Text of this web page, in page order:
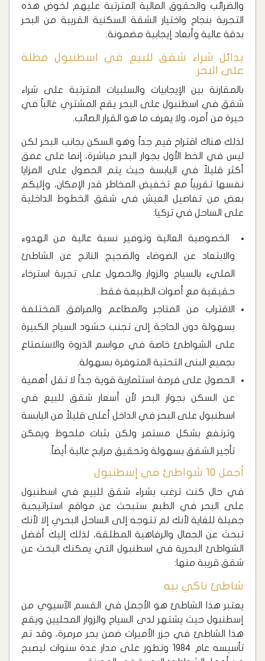
والضرائب والحقوق المالية المترتبة عليهم لخوض هذه
التجربة بنجاح واختيار الشقة السكنية القريبة من البحر
بدقة عالية وأبعاد إيجابية مضمونة.
بدائل شراء شقق للبيع في اسطنبول مطلة
على البحر
‏بالمقارنة بين الإيجابيات والسلبيات المترتبة على شراء
شقق في اسطنبول على البحر يقع المشتري غالباً في
حيرة من أمره، ولا يعرف ما هو القرار الصائب.
لذلك هناك اقتراح قيم جداً وهو السكن بجانب البحر لكن
ليس في الخط الأول بجوار البحر مباشرة، إنما على عمق
أكثر قليلاً في اليابسة حيث يتم الحصول على المزايا
نفسها تقريباً مع تخفيض المخاطر قدر الإمكان، وإليكم
بعض من تفاصيل العيش في شقق الخطوط الداخلية
على الساحل في تركيا:
‏ الخصوصية العالية وتوفير نسبة عالية من الهدوء
والابتعاد عن الضوضاء والضجيج الناتج عن الشاطئ
المليء بالسياح والزوار والحصول على تجربة استرخاء
حقيقية مع أصوات الطبيعة فقط.
‏الاقتراب من المتاجر والمطاعم والمرافق المختلفة
بسهولة دون الحاجة إلى تجنب حشود السياح الكبيرة
على الشواطئ خاصة في مواسم الذروة والاستمتاع
بجميع البنى التحتية المتوفرة بسهولة.
‏الحصول على فرصة استثمارية قوية جداً لا تقل أهمية
عن السكن بجوار البحر لأن أسعار شقق للبيع في
اسطنبول على البحر في الداخل أعلى قليلاً من اليابسة
وترتفع بشكل مستمر ولكن بثبات ملحوظ ويمكن
تأجير الشقق بسهولة وتحقيق مرابح عالية أيضاً.
أجمل 10 شواطئ في إسطنبول
‏في حال كنت ترغب بشراء شقق للبيع في اسطنبول
على البحر في الطبع ستبحث عن مواقع استراتيجية
جميلة للغاية لأنك لم تتوجه إلى الساحل البحري إلا لأنك
تبحث عن الجمال والرفاهية المطلقة، لذلك إليك أفضل
الشواطئ البحرية في اسطنبول التي يمكنك البحث عن
شقق قريبة منها:
‏شاطئ ناكي بيه
‏يعتبر هذا الشاطئ هو الأجمل في القسم الآسيوي من
إسطنبول حيث يشتهر لدى السياح والزوار المحليين ويقع
هذا الشاطئ في جزر الأميرات ضمن بحر مرمرة، وقد تم
تأسيسه عام 1984 وتطور على مدار عدة سنوات ليصبح